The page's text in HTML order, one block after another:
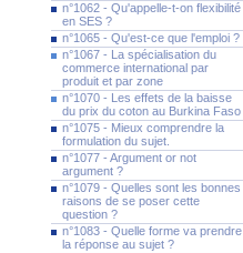
n°1062 - Qu'appelle-t-on flexibilité
en SES ?
n°1065 - Qu'est-ce que l'emploi ?
n°1067 - La spécialisation du
commerce international par
produit et par zone
n°1070 - Les effets de la baisse
du prix du coton au Burkina Faso
n°1075 - Mieux comprendre la
formulation du sujet.
n°1077 - Argument or not
argument ?
n°1079 - Quelles sont les bonnes
raisons de se poser cette
question ?
n°1083 - Quelle forme va prendre
la réponse au sujet ?